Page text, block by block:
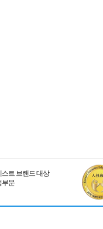
트 브랜드 대상
부문